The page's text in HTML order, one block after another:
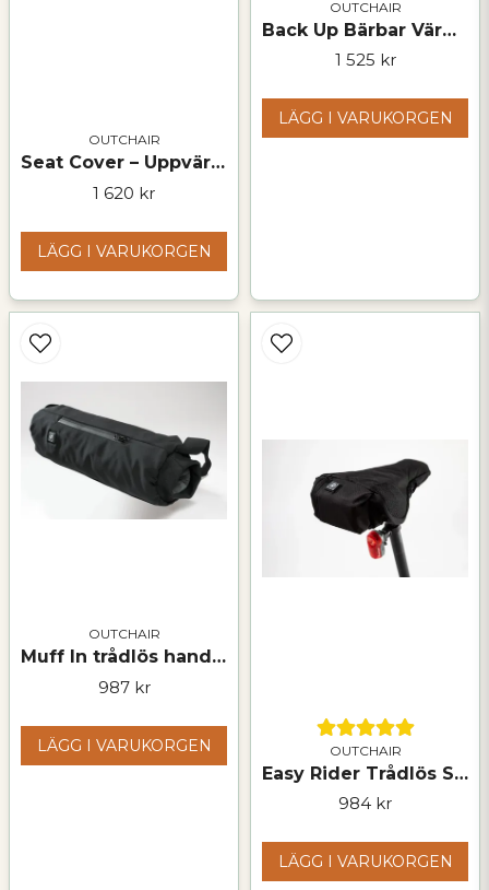
OUTCHAIR
Seat Cover – Uppvärmd och Bärbar Sits för Utomhusaktiviteter och Camping
1 620 kr
LÄGG I VARUKORGEN
OUTCHAIR
Back Up Bärbar Värmesits med Ryggstöd |Komfort och Värme
1 525 kr
LÄGG I VARUKORGEN
OUTCHAIR
Muff In trådlös handvärmare med 5V powerbank
987 kr
LÄGG I VARUKORGEN OUTCHAIR
Easy Rider Trådlös Sadelvärmare med Powerbank
984 kr
LÄGG I VARUKORGEN